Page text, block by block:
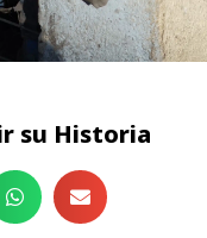
su Historia